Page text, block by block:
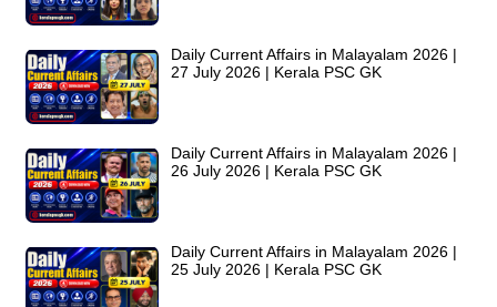
Daily Current Affairs in Malayalam 2026 |
27 July 2026 | Kerala PSC GK
Daily Current Affairs in Malayalam 2026 |
26 July 2026 | Kerala PSC GK
Daily Current Affairs in Malayalam 2026 |
25 July 2026 | Kerala PSC GK